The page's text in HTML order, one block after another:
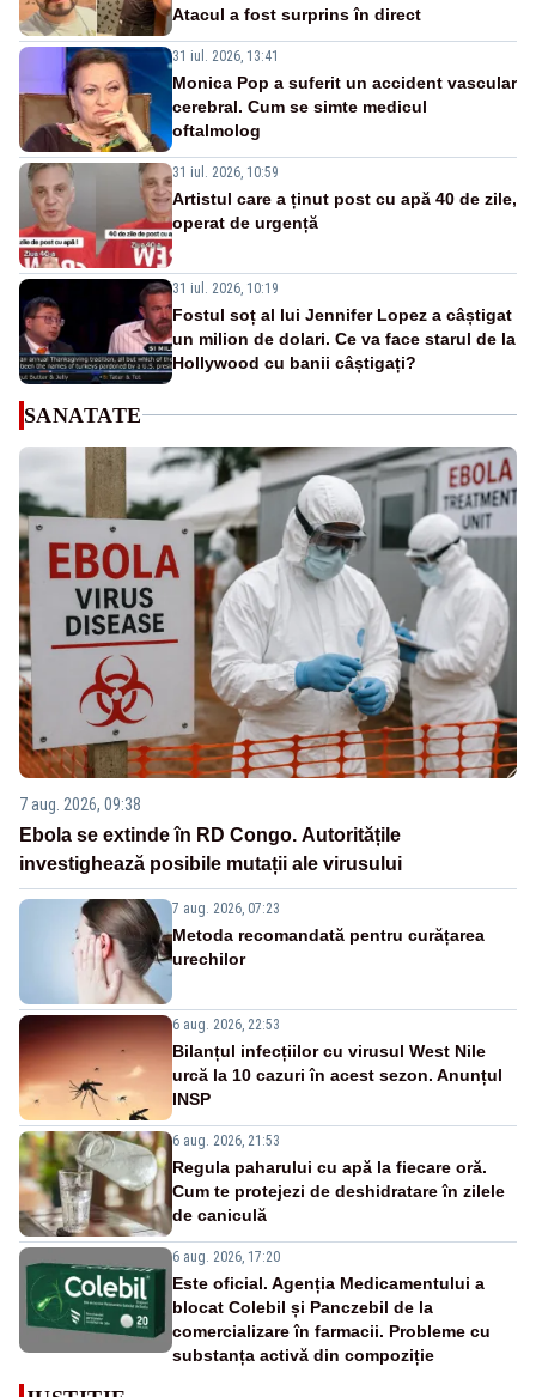
Atacul a fost surprins în direct
31 iul. 2026, 13:41
Monica Pop a suferit un accident vascular
cerebral. Cum se simte medicul
oftalmolog
31 iul. 2026, 10:59
Artistul care a ținut post cu apă 40 de zile,
operat de urgență
31 iul. 2026, 10:19
Fostul soț al lui Jennifer Lopez a câștigat
un milion de dolari. Ce va face starul de la
Hollywood cu banii câștigați?
SANATATE
7 aug. 2026, 09:38
Ebola se extinde în RD Congo. Autoritățile
investighează posibile mutații ale virusului
7 aug. 2026, 07:23
Metoda recomandată pentru curățarea
urechilor
6 aug. 2026, 22:53
Bilanțul infecțiilor cu virusul West Nile
urcă la 10 cazuri în acest sezon. Anunțul
INSP
6 aug. 2026, 21:53
Regula paharului cu apă la fiecare oră.
Cum te protejezi de deshidratare în zilele
de caniculă
6 aug. 2026, 17:20
Este oficial. Agenția Medicamentului a
blocat Colebil și Panczebil de la
comercializare în farmacii. Probleme cu
substanța activă din compoziție